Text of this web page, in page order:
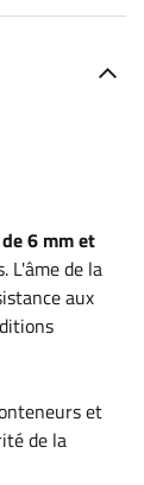
6 mm et
L'âme de la
aux
et
de la